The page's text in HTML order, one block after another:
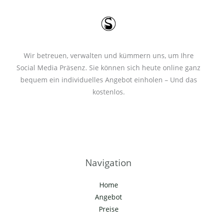
Wir betreuen, verwalten und kümmern uns, um Ihre
Social Media Präsenz. Sie können sich heute online ganz
bequem ein individuelles Angebot einholen – Und das
kostenlos.
Navigation
Home
Angebot
Preise